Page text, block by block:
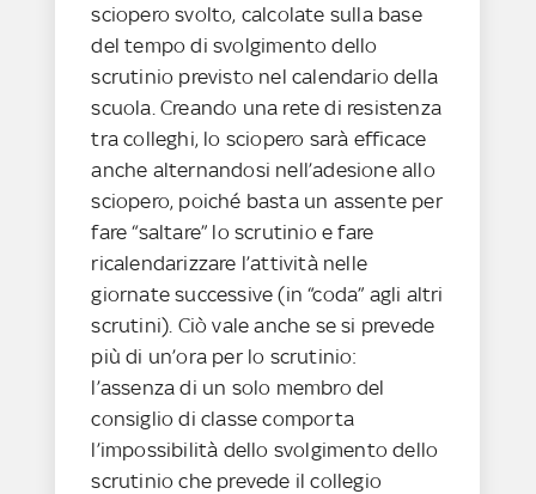
sciopero svolto, calcolate sulla base
del tempo di svolgimento dello
scrutinio previsto nel calendario della
scuola. Creando una rete di resistenza
tra colleghi, lo sciopero sarà efficace
anche alternandosi nell’adesione allo
sciopero, poiché basta un assente per
fare “saltare” lo scrutinio e fare
ricalendarizzare l’attività nelle
giornate successive (in “coda” agli altri
scrutini). Ciò vale anche se si prevede
più di un’ora per lo scrutinio:
l’assenza di un solo membro del
consiglio di classe comporta
l’impossibilità dello svolgimento dello
scrutinio che prevede il collegio